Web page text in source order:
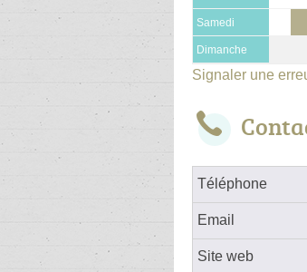
Samedi
Dimanche
Signaler une
Téléphone
Email
Site web